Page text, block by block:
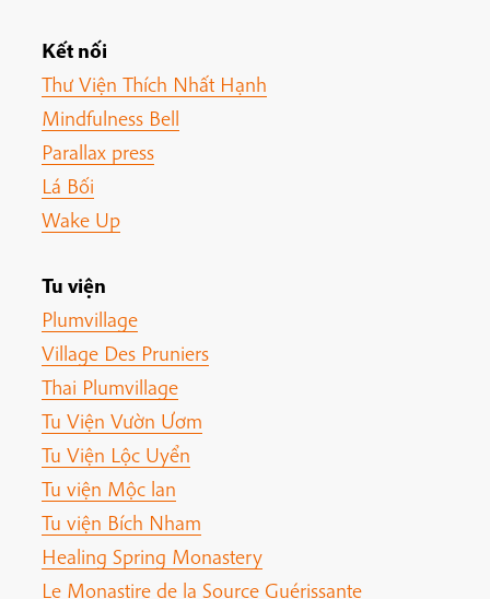
Kết nối
Thư Viện Thích Nhất Hạnh
Mindfulness Bell
Parallax press
Lá Bối
Wake Up
Tu viện
Plumvillage
Village Des Pruniers
Thai Plumvillage
Tu Viện Vườn Ươm
Tu Viện Lộc Uyển
Tu viện Mộc lan
Tu viện Bích Nham
Healing Spring Monastery
Le Monastire de la Source Guérissante